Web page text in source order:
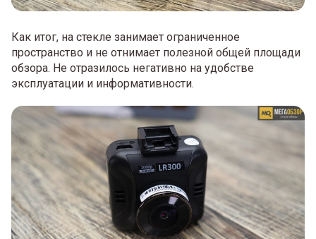
Как итог, на стекле занимает ограниченное
пространство и не отнимает полезной общей площади
обзора. Не отразилось негативно на удобстве
эксплуатации и информативности.